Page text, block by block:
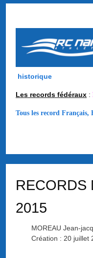
historique
Les records fédéraux :
Tous les record Français,
RECORDS
2015
MOREAU Jean-
Création : 20 juillet